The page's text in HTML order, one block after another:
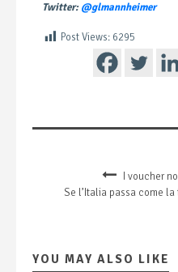
Twitter:@glmannheimer
Post Views: 6295
I voucher
Se l’Italia passa come
YOU MAY ALSO LIKE